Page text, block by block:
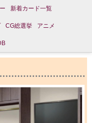
新着カード一覧
CG総選挙 アニメ